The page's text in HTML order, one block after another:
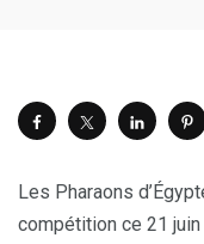
Les Pharaons
compétition ce 21 juin